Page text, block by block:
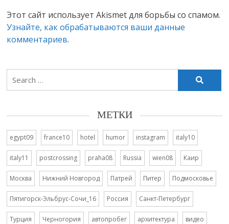
Этот сайт использует Akismet для борьбы со спамом.
Узнайте, как обрабатываются ваши данные
комментариев.
Search
МЕТКИ
egypt09 france10 hotel humor instagram italy10
italy11 postcrossing praha08 Russia wien08 Каир
Москва Нижний Новгород Патрей Питер Подмосковье
Пятигорск-Эльбрус-Сочи_16 Россия Санкт-Петербург
Турция Черногория автопробег архитектура видео